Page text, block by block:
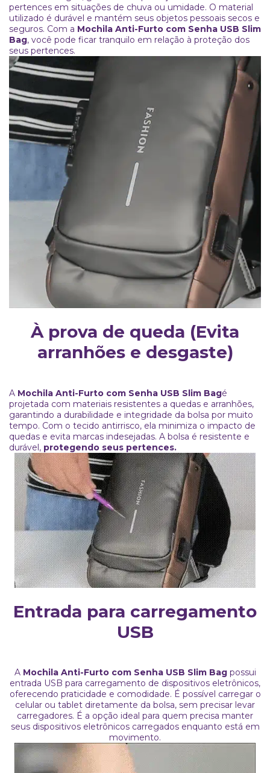
pertences em situações de chuva ou umidade. O material
utilizado é durável e mantém seus objetos pessoais secos e
seguros. Com a Mochila Anti-Furto com Senha USB Slim
Bag, você pode ficar tranquilo em relação à proteção dos
seus pertences.
À prova de queda (Evita
arranhões e desgaste)
A Mochila Anti-Furto com Senha USB Slim Bagé
projetada com materiais resistentes a quedas e arranhões,
garantindo a durabilidade e integridade da bolsa por muito
tempo. Com o tecido antirrisco, ela minimiza o impacto de
quedas e evita marcas indesejadas. A bolsa é resistente e
durável, protegendo seus pertences.
Entrada para carregamento
USB
A Mochila Anti-Furto com Senha USB Slim Bagpossui
entrada USB para carregamento de dispositivos eletrônicos,
oferecendo praticidade e comodidade. É possível carregar o
celular ou tablet diretamente da bolsa, sem precisar levar
carregadores. É a opção ideal para quem precisa manter
seus dispositivos eletrônicos carregados enquanto está em
movimento.